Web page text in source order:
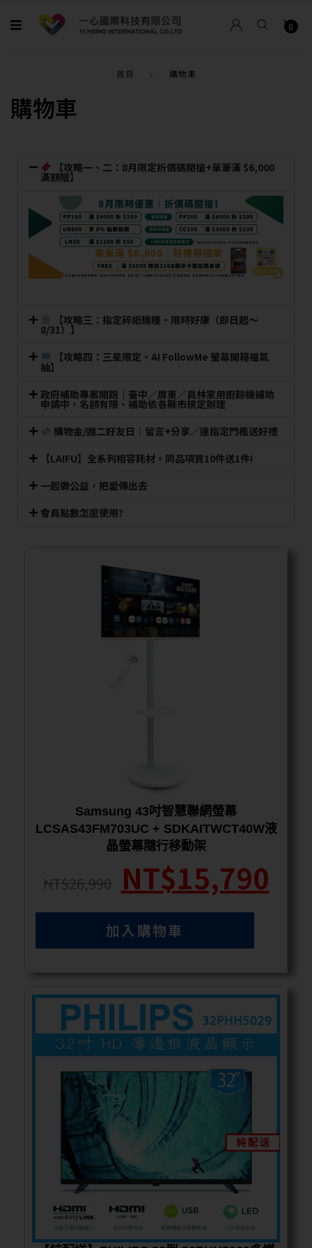
0
首頁 購物車
購物車
【攻略一、二：8月限定折價碼開搶+單筆滿 $6,000
滿額贈】
【攻略三：指定碎紙機種・限時好康（即日起～
8/31）】
【攻略四：三星限定・AI FollowMe 螢幕開箱福氣
抽】
政府補助專案開跑｜臺中／屏東／員林家用廚餘機補助
申請中，名額有限、補助依各縣市規定辦理
購物金/週二好友日｜留言+分享／達指定門檻送好禮
【LAIFU】全系列相容耗材，同品項買10件送1件!
一起做公益，把愛傳出去
會員點數怎麼使用?
Samsung 43吋智慧聯網螢幕
LCSAS43FM703UC + SDKAITWCT40W液
晶螢幕隨行移動架
NT$26,990 NT$15,790
加入購物車